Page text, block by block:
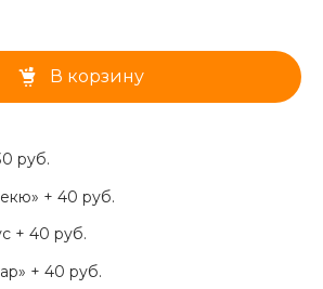
В корзину
руб.
+ 40 руб.
+ 40 руб.
+ 40 руб.